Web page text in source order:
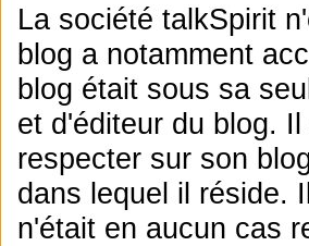
La société talkSpirit
blog a notamment
blog était sous sa
et d'éditeur du blog.
respecter sur son
dans lequel il réside.
n'était en aucun cas